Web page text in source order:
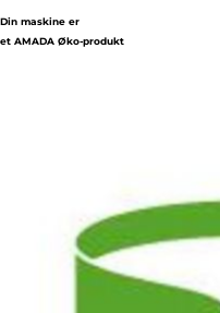
Din maskine er
et AMADA Øko-produkt